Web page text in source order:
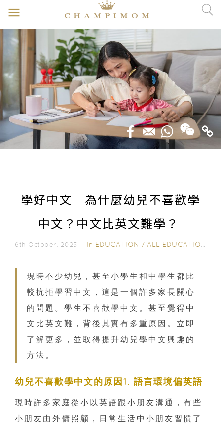
學好中文｜為什麼幼兒不喜歡學
中文？中文比英文難學？
6th October, 2025｜ In EDUCATION / ALL EDUCATION
現時不少幼兒，甚至小學生和中學生都比
較抗拒學習中文，這是一個許多家長關心
的問題。學生不喜歡學中文。甚至覺得中
文比英文難，背後其實有多重原因。立即
了解更多，並取得提升幼兒學中文興趣的
方法。
幼兒不喜歡學中文的原因1. 語言環境偏英語
現時許多家庭從小以英語跟小朋友溝通，有些
小朋友由外傭照顧，日常生活中小朋友習慣了